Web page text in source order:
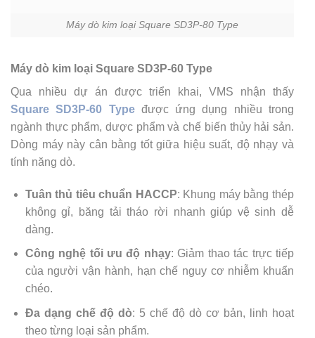
Máy dò kim loại Square SD3P-80 Type
Máy dò kim loại Square SD3P-60 Type
Qua nhiều dự án được triển khai, VMS nhận thấy
Square SD3P-60 Typeđược ứng dụng nhiều trong
ngành thực phẩm, dược phẩm và chế biến thủy hải sản.
Dòng máy này cân bằng tốt giữa hiệu suất, độ nhạy và
tính năng dò.
Tuân thủ tiêu chuẩn HACCP: Khung máy bằng thép
không gỉ, băng tải tháo rời nhanh giúp vệ sinh dễ
dàng.
Công nghệ tối ưu độ nhạy: Giảm thao tác trực tiếp
của người vận hành, hạn chế nguy cơ nhiễm khuẩn
chéo.
Đa dạng chế độ dò: 5 chế độ dò cơ bản, linh hoạt
theo từng loại sản phẩm.